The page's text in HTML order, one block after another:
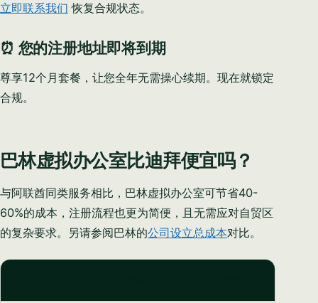
立即联系我们 恢复合规状态。
⏰ 您的注册地址即将到期
尊享12个月套餐，让您全年无需操心续期。现在就锁定
合规。
巴林虚拟办公室比迪拜便宜吗？
与阿联酋同类服务相比，巴林虚拟办公室可节省40-
60%的成本，注册流程也更为简便，且无需应对自贸区
的复杂要求。另请参阅巴林的公司设立总成本对比。